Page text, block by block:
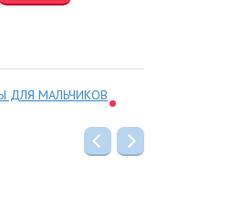
ДЛЯ МАЛЬЧИКОВ